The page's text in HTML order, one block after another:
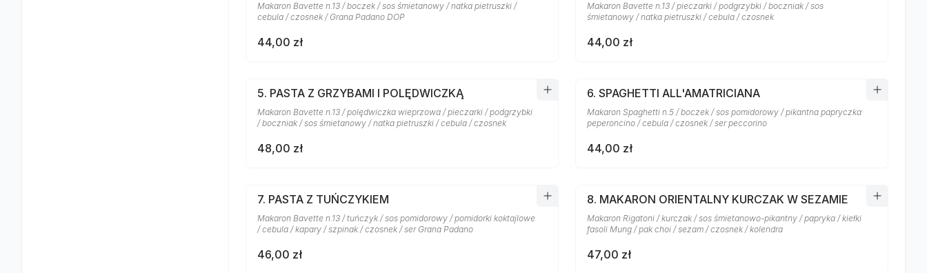
Makaron Bavette n.13 / boczek / sos śmietanowy / natka pietruszki /
cebula / czosnek / Grana Padano DOP
44,00 zł
Makaron Bavette n.13 / pieczarki / podgrzybki / boczniak / sos
śmietanowy / natka pietruszki / cebula / czosnek
44,00 zł
5. PASTA Z GRZYBAMI I POLĘDWICZKĄ
Makaron Bavette n.13 / polędwiczka wieprzowa / pieczarki / podgrzybki
/ boczniak / sos śmietanowy / natka pietruszki / cebula / czosnek
48,00 zł
6. SPAGHETTI ALL'AMATRICIANA
Makaron Spaghetti n.5 / boczek / sos pomidorowy / pikantna papryczka
peperoncino / cebula / czosnek / ser peccorino
44,00 zł
7. PASTA Z TUŃCZYKIEM
Makaron Bavette n.13 / tuńczyk / sos pomidorowy / pomidorki koktajlowe
/ cebula / kapary / szpinak / czosnek / ser Grana Padano
46,00 zł
8. MAKARON ORIENTALNY KURCZAK W SEZAMIE
Makaron Rigatoni / kurczak / sos śmietanowo-pikantny / papryka / kiełki
fasoli Mung / pak choi / sezam / czosnek / kolendra
47,00 zł